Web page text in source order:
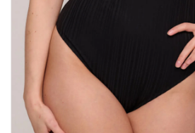
Lingerie-accessoires
Cadeaubonnen